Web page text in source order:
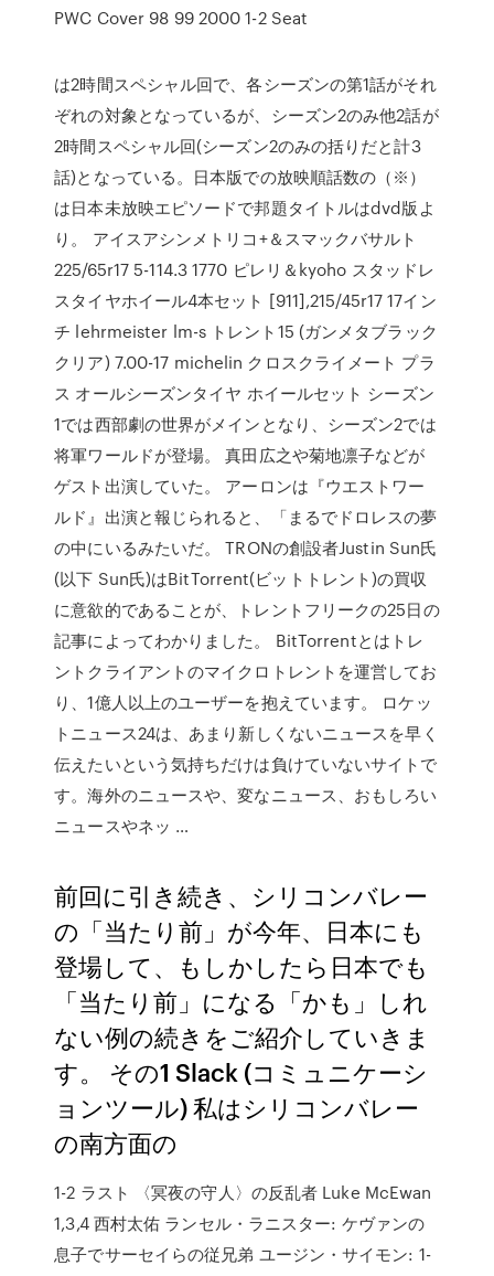
PWC Cover 98 99 2000 1-2 Seat
は2時間スペシャル回で、各シーズンの第1話がそれ
ぞれの対象となっているが、シーズン2のみ他2話が
2時間スペシャル回(シーズン2のみの括りだと計3
話)となっている。日本版での放映順話数の（※）
は日本未放映エピソードで邦題タイトルはdvd版よ
り。 アイスアシンメトリコ+＆スマックバサルト
225/65r17 5-114.3 1770 ピレリ＆kyoho スタッドレ
スタイヤホイール4本セット [911],215/45r17 17イン
チ lehrmeister lm-s トレント15 (ガンメタブラック
クリア) 7.00-17 michelin クロスクライメート プラ
ス オールシーズンタイヤ ホイールセット シーズン
1では西部劇の世界がメインとなり、シーズン2では
将軍ワールドが登場。 真田広之や菊地凛子などが
ゲスト出演していた。 アーロンは『ウエストワー
ルド』出演と報じられると、「まるでドロレスの夢
の中にいるみたいだ。 TRONの創設者Justin Sun氏
(以下 Sun氏)はBitTorrent(ビットトレント)の買収
に意欲的であることが、トレントフリークの25日の
記事によってわかりました。 BitTorrentとはトレ
ントクライアントのマイクロトレントを運営してお
り、1億人以上のユーザーを抱えています。 ロケッ
トニュース24は、あまり新しくないニュースを早く
伝えたいという気持ちだけは負けていないサイトで
す。海外のニュースや、変なニュース、おもしろい
ニュースやネッ …
前回に引き続き、シリコンバレー
の「当たり前」が今年、日本にも
登場して、もしかしたら日本でも
「当たり前」になる「かも」しれ
ない例の続きをご紹介していきま
す。 その1 Slack (コミュニケーシ
ョンツール) 私はシリコンバレー
の南方面の
1-2 ラスト 〈冥夜の守人〉の反乱者 Luke McEwan
1,3,4 西村太佑 ランセル・ラニスター: ケヴァンの
息子でサーセイらの従兄弟 ユージン・サイモン: 1-